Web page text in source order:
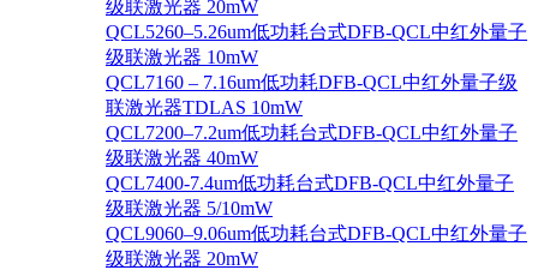
级联激光器 20mW
QCL5260–5.26um低功耗台式DFB-QCL中红外量子
级联激光器 10mW
QCL7160 – 7.16um低功耗DFB-QCL中红外量子级
联激光器TDLAS 10mW
QCL7200–7.2um低功耗台式DFB-QCL中红外量子
级联激光器 40mW
QCL7400-7.4um低功耗台式DFB-QCL中红外量子
级联激光器 5/10mW
QCL9060–9.06um低功耗台式DFB-QCL中红外量子
级联激光器 20mW